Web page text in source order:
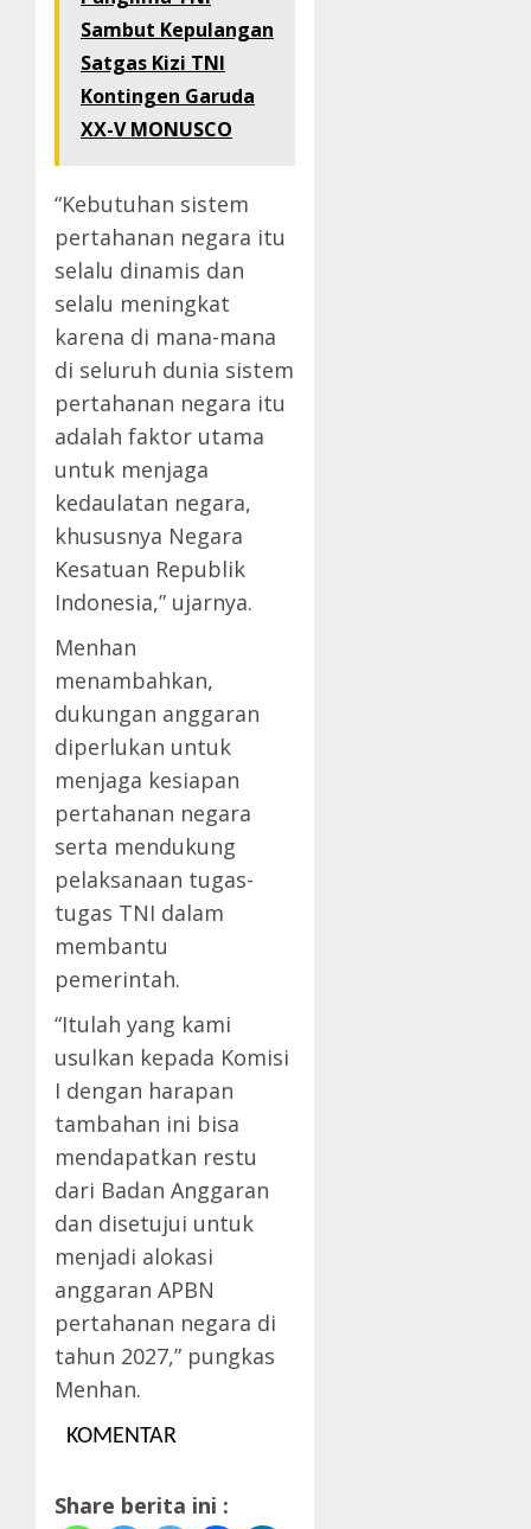
Sambut Kepulangan
Satgas Kizi TNI
Kontingen Garuda
XX-V MONUSCO
“Kebutuhan sistem
pertahanan negara itu
selalu dinamis dan
selalu meningkat
karena di mana-mana
di seluruh dunia sistem
pertahanan negara itu
adalah faktor utama
untuk menjaga
kedaulatan negara,
khususnya Negara
Kesatuan Republik
Indonesia,” ujarnya.
Menhan
menambahkan,
dukungan anggaran
diperlukan untuk
menjaga kesiapan
pertahanan negara
serta mendukung
pelaksanaan tugas-
tugas TNI dalam
membantu
pemerintah.
“Itulah yang kami
usulkan kepada Komisi
I dengan harapan
tambahan ini bisa
mendapatkan restu
dari Badan Anggaran
dan disetujui untuk
menjadi alokasi
anggaran APBN
pertahanan negara di
tahun 2027,” pungkas
Menhan.
KOMENTAR
Share berita ini :